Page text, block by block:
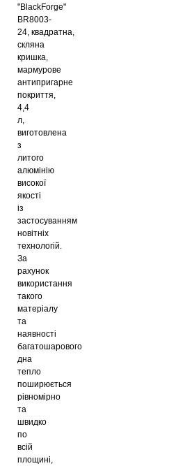
"BlackForge"
BR8003-
24, квадратна,
скляна
кришка,
мармурове
антипригарне
покриття,
4,4
л,
виготовлена
​​з
литого
алюмінію
високої
якості
із
застосуванням
новітніх
технологій.
За
рахунок
використання
такого
матеріалу
та
наявності
багатошарового
дна
тепло
поширюється
рівномірно
та
швидко
по
всій
площині,